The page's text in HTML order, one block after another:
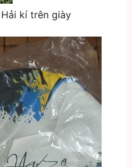
kí trên giày